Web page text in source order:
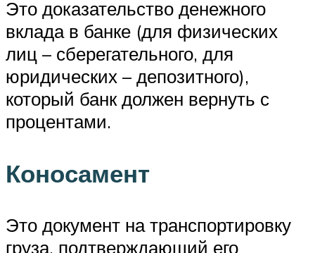
Это доказательство денежного
вклада в банке (для физических
лиц – сберегательного, для
юридических – депозитного),
который банк должен вернуть с
процентами.
Коносамент
Это документ на транспортировку
груза, подтверждающий его